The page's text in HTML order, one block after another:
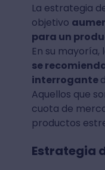
La estrategia
objetivo
para un
En su
se
interrogante
Aquellos que
cuota de
productos
Estrategia